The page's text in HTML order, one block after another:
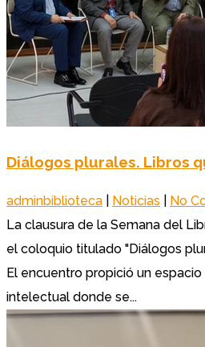
Diálogos plurales. Libros
adminbiblioteca Noticias
No
La clausura de la Semana del
el coloquio titulado "Diálogos
El encuentro propició un
intelectual donde se...